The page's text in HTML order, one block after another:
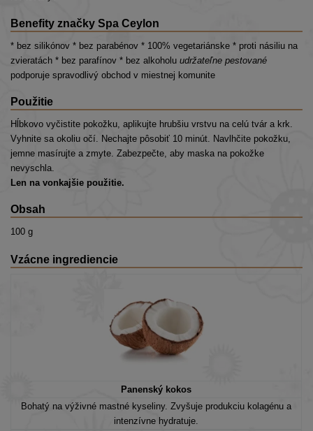
Benefity značky Spa Ceylon
* bez silikónov * bez parabénov * 100% vegetariánske * proti násiliu na
zvieratách * bez parafínov * bez alkoholu udržateľne pestované
podporuje spravodlivý obchod v miestnej komunite
Použitie
Hĺbkovo vyčistite pokožku, aplikujte hrubšiu vrstvu na celú tvár a krk.
Vyhnite sa okoliu očí. Nechajte pôsobiť 10 minút. Navlhčite pokožku,
jemne masírujte a zmyte. Zabezpečte, aby maska na pokožke
nevyschla.
Len na vonkajšie použitie.
Obsah
100 g
Vzácne ingrediencie
Panenský kokos
Bohatý na výživné mastné kyseliny. Zvyšuje produkciu kolagénu a
intenzívne hydratuje.